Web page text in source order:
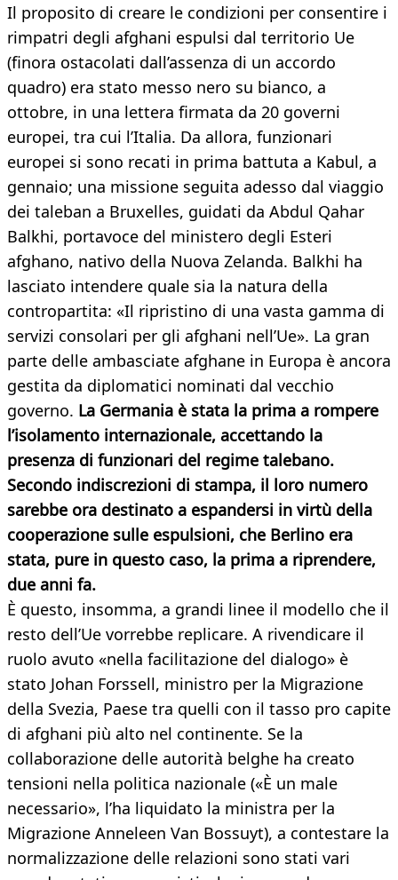
Il proposito di creare le condizioni per consentire i
rimpatri degli afghani espulsi dal territorio Ue
(finora ostacolati dall’assenza di un accordo
quadro) era stato messo nero su bianco, a
ottobre, in una lettera firmata da 20 governi
europei, tra cui l’Italia. Da allora, funzionari
europei si sono recati in prima battuta a Kabul, a
gennaio; una missione seguita adesso dal viaggio
dei taleban a Bruxelles, guidati da Abdul Qahar
Balkhi, portavoce del ministero degli Esteri
afghano, nativo della Nuova Zelanda. Balkhi ha
lasciato intendere quale sia la natura della
contropartita: «Il ripristino di una vasta gamma di
servizi consolari per gli afghani nell’Ue». La gran
parte delle ambasciate afghane in Europa è ancora
gestita da diplomatici nominati dal vecchio
governo. La Germania è stata la prima a rompere
l’isolamento internazionale, accettando la
presenza di funzionari del regime talebano.
Secondo indiscrezioni di stampa, il loro numero
sarebbe ora destinato a espandersi in virtù della
cooperazione sulle espulsioni, che Berlino era
stata, pure in questo caso, la prima a riprendere,
due anni fa.
È questo, insomma, a grandi linee il modello che il
resto dell’Ue vorrebbe replicare. A rivendicare il
ruolo avuto «nella facilitazione del dialogo» è
stato Johan Forssell, ministro per la Migrazione
della Svezia, Paese tra quelli con il tasso pro capite
di afghani più alto nel continente. Se la
collaborazione delle autorità belghe ha creato
tensioni nella politica nazionale («È un male
necessario», l’ha liquidato la ministra per la
Migrazione Anneleen Van Bossuyt), a contestare la
normalizzazione delle relazioni sono stati vari